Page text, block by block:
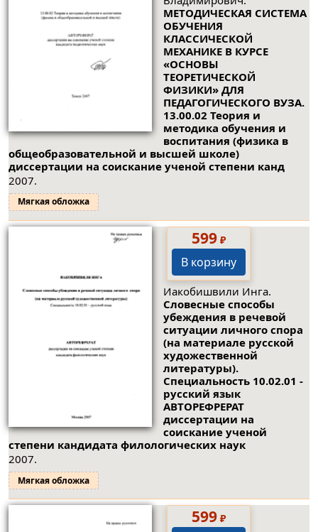
МЕТОДИЧЕСКАЯ СИСТЕМА
ОБУЧЕНИЯ
КЛАССИЧЕСКОЙ
МЕХАНИКЕ В КУРСЕ
«ОСНОВЫ
ТЕОРЕТИЧЕСКОЙ
ФИЗИКИ» ДЛЯ
ПЕДАГОГИЧЕСКОГО ВУЗА.
13.00.02 Теория и
методика обучения и
воспитания (физика в
общеобразовательной и высшей школе)
диссертации на соискание ученой степени канд
2007.
Мягкая обложка
599₽
В корзину
Иакобишвили Инга.
Словесные способы
убеждения в речевой
ситуации личного спора
(на материале русской
художественной
литературы).
Специальность 10.02.01 -
русский язык
АВТОРЕФРЕРАТ
диссертации на
соискание ученой
степени кандидата филологических наук
2007.
Мягкая обложка
599₽